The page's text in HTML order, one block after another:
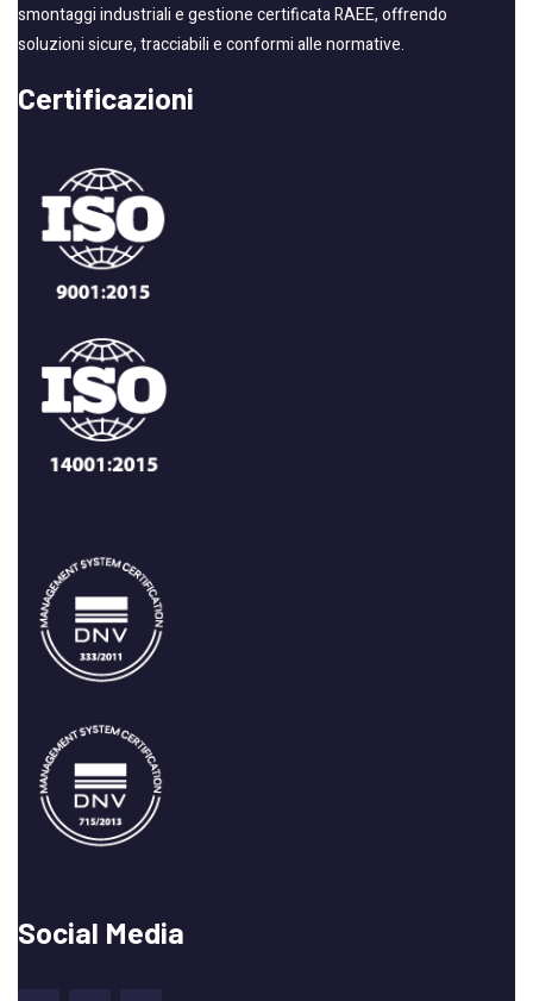
smontaggi industriali e gestione certificata RAEE, offrendo
soluzioni sicure, tracciabili e conformi alle normative.
Certificazioni
Social Media